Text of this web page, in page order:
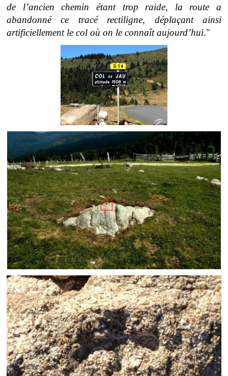
de l’ancien chemin étant trop raide, la route a
abandonné ce tracé rectiligne, déplaçant ainsi
artificiellement le col où on le connaît aujourd’hui."